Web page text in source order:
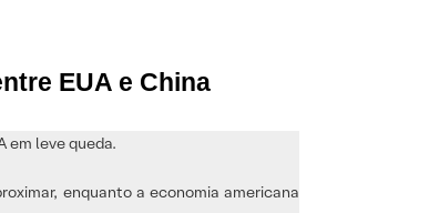
EUA e China
em leve queda.
enquanto a economia americana